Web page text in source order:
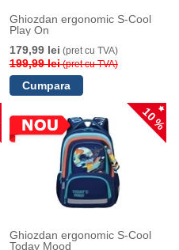
Ghiozdan ergonomic S-Cool
Play On
179,99 lei (pret cu TVA)
199,99 lei(pret cu TVA)
10 %
Ghiozdan ergonomic S-Cool
Today Mood